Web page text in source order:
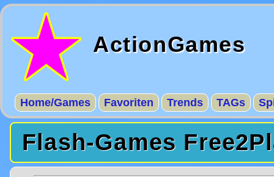
ActionGames
Home/Games Favoriten Trends TAGs
Flash-Games